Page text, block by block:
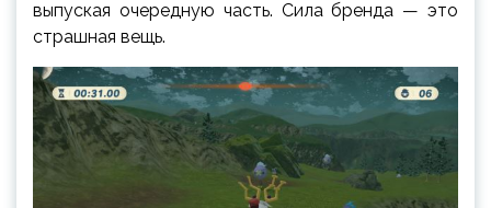
выпуская очередную часть. Сила бренда — это
страшная вещь.